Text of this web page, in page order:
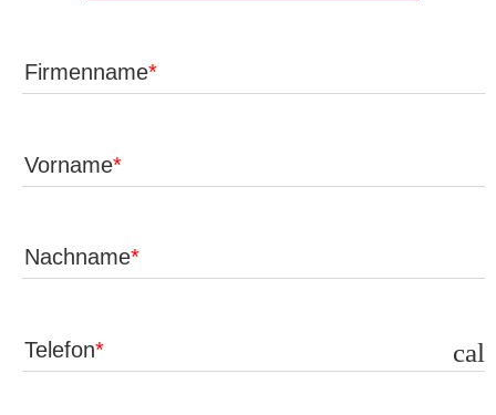
Firmenname
Vorname
Nachname
Telefon call